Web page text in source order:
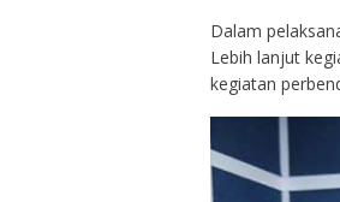
Dalam
Lebih lanjut
kegiatan